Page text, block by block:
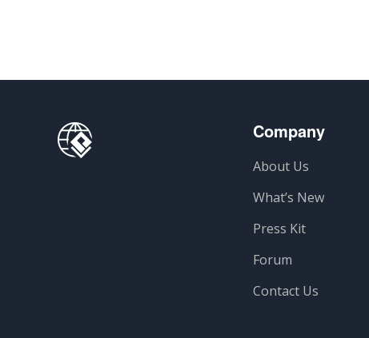
Company
About Us
What’s New
Press Kit
Forum
Contact Us